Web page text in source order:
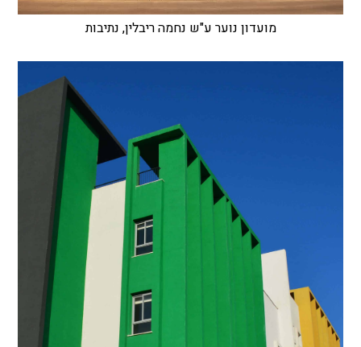
מועדון נוער ע"ש נחמה ריבלין, נתיבות